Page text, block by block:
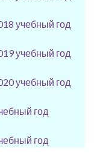
учебный год
учебный год
учебный год
год
год